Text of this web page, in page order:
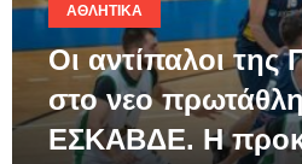
ΑΘΛΗΤΙΚΆ
Οι αντίπαλοι της
στο νεο
ΕΣΚΑΒΔΕ. Η